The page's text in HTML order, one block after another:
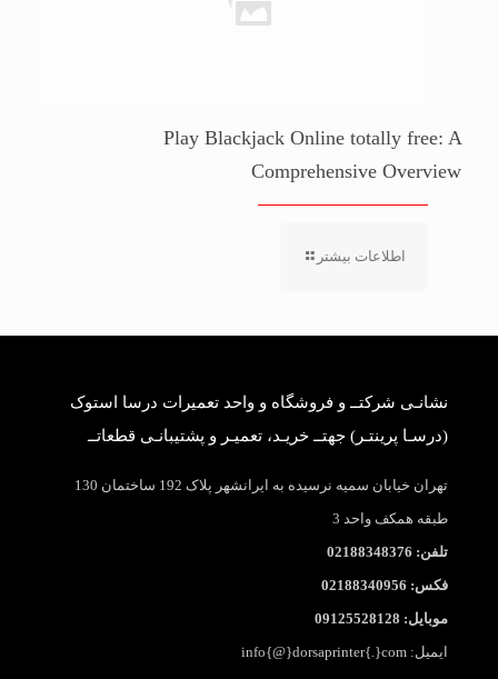
Play Blackjack Online totally free: A
Comprehensive Overview
اطلاعات بیشتر
نشانـی شرکتــ و فروشگاه و واحد تعمیرات درسا استوک
(درسـا پرینتـر) جهتــ خریـد، تعمیـر و پشتیبانـی قطعاتــ
تهران خیابان سمیه نرسیده به ایرانشهر پلاک 192 ساختمان 130
طبقه همکف واحد 3
تلفن: 02188348376
فکس: 02188340956
موبایل: 09125528128
ایمیل: info{@}dorsaprinter{.}com